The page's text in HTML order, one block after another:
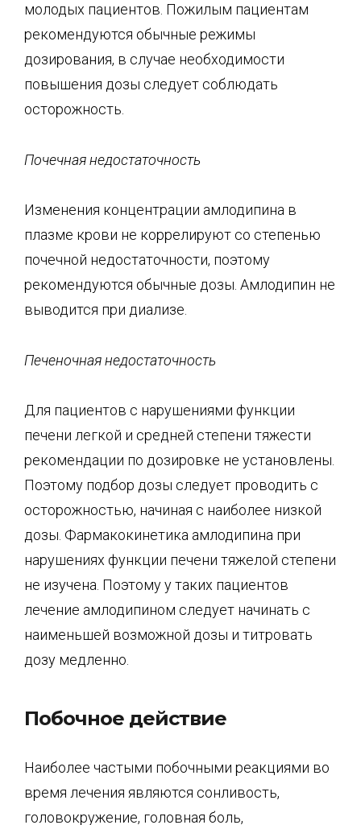
молодых пациентов. Пожилым пациентам
рекомендуются обычные режимы
дозирования, в случае необходимости
повышения дозы следует соблюдать
осторожность.
Почечная недостаточность
Изменения концентрации амлодипина в
плазме крови не коррелируют со степенью
почечной недостаточности, поэтому
рекомендуются обычные дозы. Амлодипин не
выводится при диализе.
Печеночная недостаточность
Для пациентов с нарушениями функции
печени легкой и средней степени тяжести
рекомендации по дозировке не установлены.
Поэтому подбор дозы следует проводить с
осторожностью, начиная с наиболее низкой
дозы. Фармакокинетика амлодипина при
нарушениях функции печени тяжелой степени
не изучена. Поэтому у таких пациентов
лечение амлодипином следует начинать с
наименьшей возможной дозы и титровать
дозу медленно.
Побочное действие
Наиболее частыми побочными реакциями во
время лечения являются сонливость,
головокружение, головная боль,